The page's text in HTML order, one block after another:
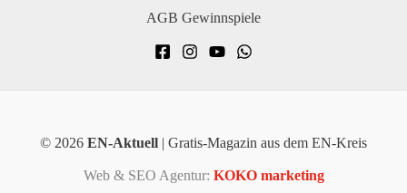
AGB Gewinnspiele
© 2026 EN-Aktuell | Gratis-Magazin aus dem EN-Kreis
Web & SEO Agentur: KOKO marketing